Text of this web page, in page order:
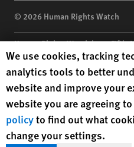
© 2026 Human Rights Watch
Human Rights Watch| 350 Fifth
10118-3299USA|t
Human Rights Watchis a
under EIN: 13-2875808
Human Rights Watch
We use cookies, tracking
analytics tools to better
website and improve your
website you are agreeing
policyto find out what
change your settings.